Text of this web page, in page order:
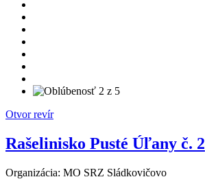
Otvor revír
Rašelinisko Pusté Úľany č. 2
Organizácia: MO SRZ Sládkovičovo